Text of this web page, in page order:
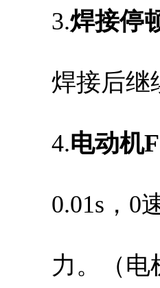
3.焊接停
焊接后继
4.电动机
0.01s ， 0
力。（电